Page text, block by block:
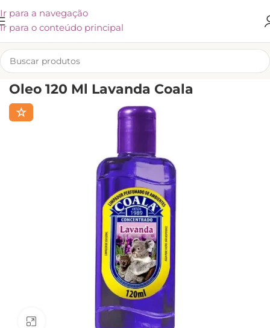
Ir para a navegação
Ir para o conteúdo principal
INÍCIO/LIMPEZA
Oleo 120 Ml Lavanda Coala
☆